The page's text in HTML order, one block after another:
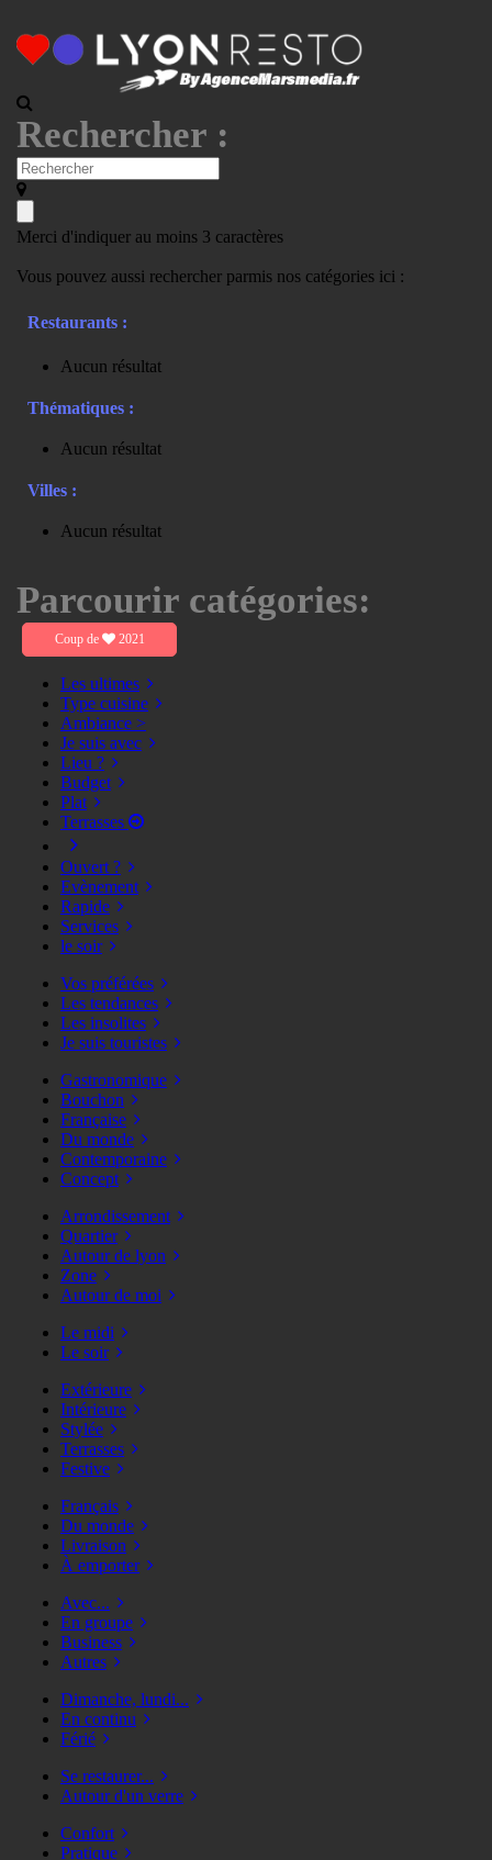
Rechercher :
Merci d'indiquer au moins 3 caractères
Vous pouvez aussi rechercher parmis nos catégories ici :
Restaurants :
Aucun résultat
Thématiques :
Aucun résultat
Villes :
Aucun résultat
Parcourir catégories:
Coup de 2021
Les ultimes
Type cuisine
Ambiance >
Je suis avec
Lieu ?
Budget
Plat
Terrasses
Ouvert ?
Evènement
Rapide
Services
le soir
Vos préférées
Les tendances
Les insolites
Je suis touristes
Gastronomique
Bouchon
Française
Du monde
Contemporaine
Concept
Arrondissement
Quartier
Autour de lyon
Zone
Autour de moi
Le midi
Le soir
Extérieure
Intérieure
Stylée
Terrasses
Festive
Français
Du monde
Livraison
À emporter
Avec...
En groupe
Business
Autres
Dimanche, lundi...
En continu
Férié
Se restaurer...
Autour d'un verre
Confort
Pratique